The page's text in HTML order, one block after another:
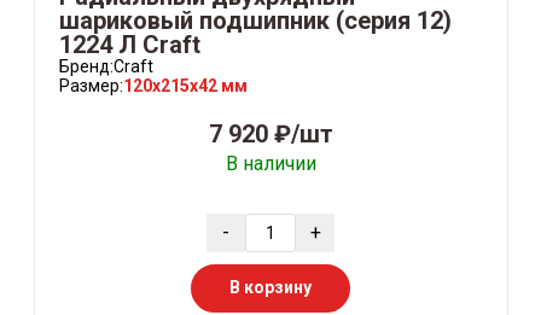
шариковый подшипник (серия 12)
1224 Л Craft
Бренд:Craft
Размер:120x215x42 мм
7 920 ₽/шт
В наличии
- +
В корзину